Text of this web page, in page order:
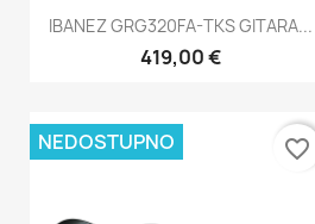
Brzi pregled
IBANEZ GRG320FA-TKS GITARA...
419,00 €
NEDOSTUPNO favorite_border